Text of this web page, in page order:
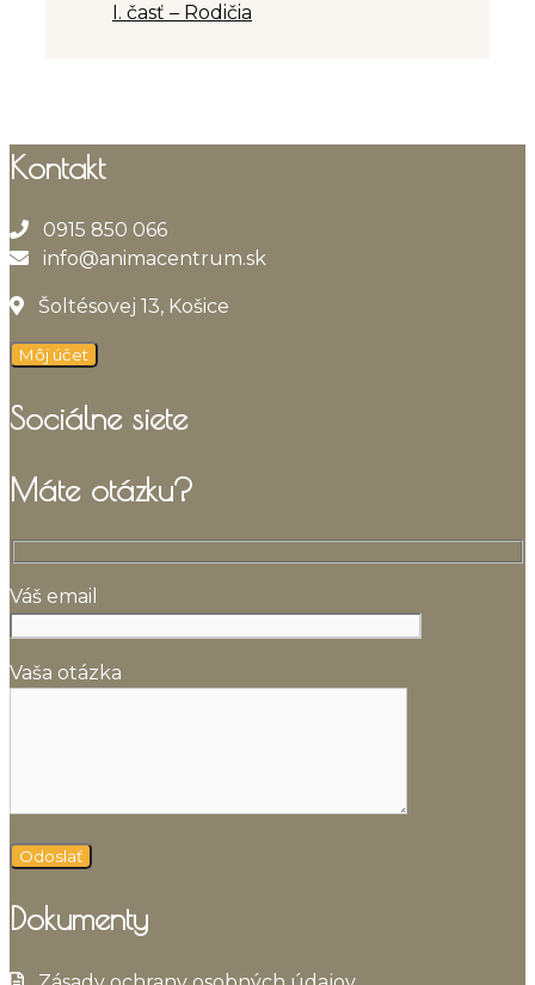
I. časť – Rodičia
Kontakt
0915 850 066
info@animacentrum.sk
Šoltésovej 13, Košice
Môj účet
Sociálne siete
Máte otázku?
Váš email
Vaša otázka
Dokumenty